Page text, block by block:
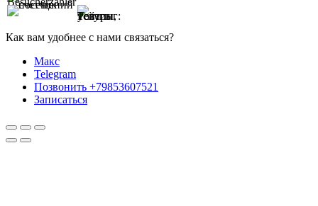
Как вам удобнее с нами связаться?
Макс
Telegram
Позвонить +79853607521
Записаться